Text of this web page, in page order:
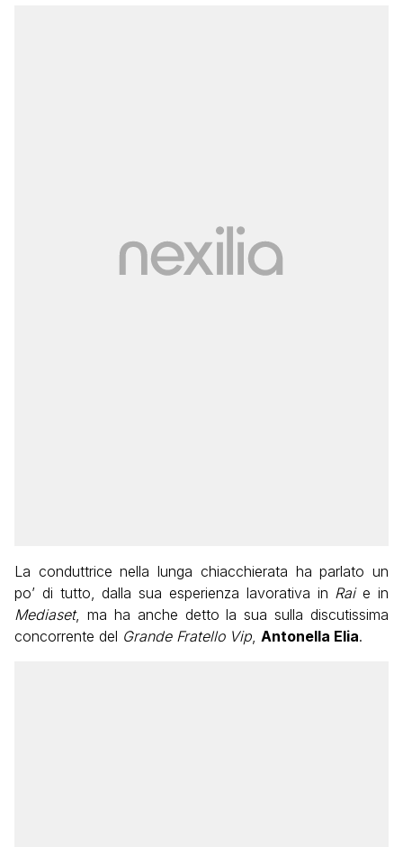
La conduttrice nella lunga chiacchierata ha parlato un
po’ di tutto, dalla sua esperienza lavorativa in Raie in
Mediaset, ma ha anche detto la sua sulla discutissima
concorrente del Grande Fratello Vip, Antonella Elia.